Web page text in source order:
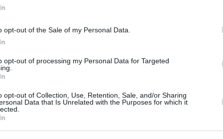
opt-out of the Sale of my Personal Data.
opt-out of processing my Personal Data for Targeted
opt-out of Collection, Use, Retention, Sale, and/or Sharing
Data that Is Unrelated with the Purposes for which it
ενημέρωσε την
συνεπής με το προεκλογικό μας
τη δέσμευση για μεγάλες αλλαγές».
έκανε ειδική αναφοράστο νομοσχέδιο
των ελευθερων επαγγελματιών